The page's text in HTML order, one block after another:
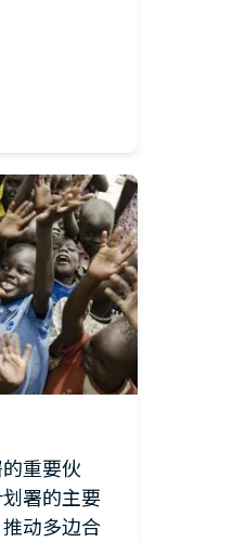
重要伙
署的主要
动多边合